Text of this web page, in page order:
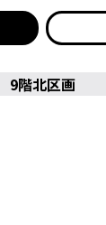
9階北区画